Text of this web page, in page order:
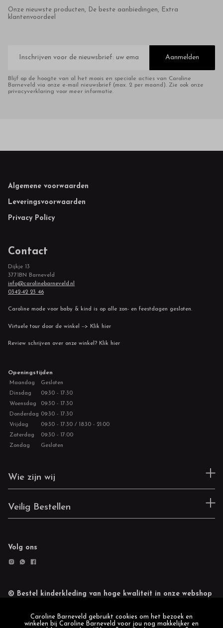
Onze nieuwste producten, De beste aanbiedingen, Extra
klantenvoordeel
mailadres
Aanmelden
Blijf op de hoogte van al het moois en speciale acties van Caroline
Barneveld via onze e-mail nieuwsbrief (max. 2 per maand). Zie ook onze
privacyverklaring voor meer informatie.
Footer
Algemene voorwaarden
Leveringsvoorwaarden
Privacy Policy
Contact
Dijkje 13
3771BN Barneveld
info@carolinebarneveld.nl
0342-42 23 46
Caroline mode voor baby & kind is op alle zon- en feestdagen gesloten.
Virtuele tour door de winkel --> Klik hier
Review schrijven over onze winkel? Klik hier
Openingstijden
Maandag
Gesloten
Dinsdag
09:30 - 17:30
Woensdag
09:30 - 17:30
Donderdag 09:30 - 17:30
Vrijdag
09:30 - 17:30 / 18:30 - 21:00
Zaterdag
09:30 - 17:00
Zondag
Gesloten
Wie zijn wij
Veilig Bestellen
Volg ons
© Bestel kinderkleding van hoge kwaliteit in onze webshop
Caroline Barneveld gebruikt cookies om het bezoek en
winkelen bij Caroline Barneveld voor jou nog makkelijker en